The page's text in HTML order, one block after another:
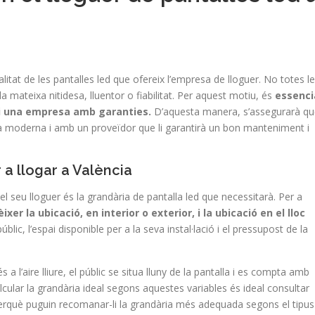
de les pantalles led que ofereix l’empresa de lloguer. No totes
mateixa nitidesa, lluentor o fiabilitat. Per aquest motiu, és
empresa amb garanties. D’aquesta manera, s’assegurarà
i amb un proveïdor que li garantirà un bon manteniment i
llogar a València
seu lloguer és la grandària de pantalla led que necessitarà. Per a
la ubicació, en interior o exterior, i la ubicació en el lloc
l’espai disponible per a la seva instal·lació i el pressupost de la
a l’aire lliure, el públic se situa lluny de la pantalla i es compta amb
la grandària ideal segons aquestes variables és ideal consultar
puguin recomanar-li la grandària més adequada segons el tipus